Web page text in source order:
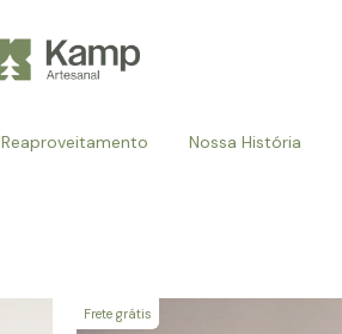
Reaproveitamento Nossa História
Frete grátis